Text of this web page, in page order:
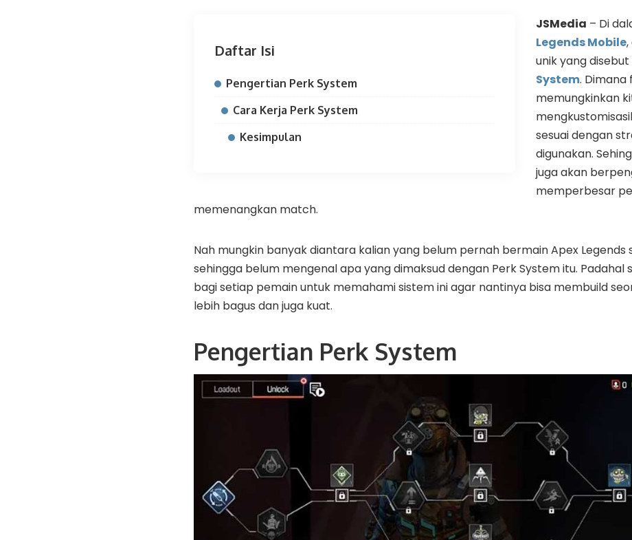
Daftar Isi
Pengertian Perk System
Cara Kerja Perk System
Kesimpulan
JSMedia – Di
Legends Mobile
unik yang
System. Dimana
memungkinkan
sesuai dengan
digunakan.
juga akan
memperbesar
memenangkan match.
Nah mungkin banyak diantara kalian yang belum pernah bermain Apex Legends
sehingga belum mengenal apa yang dimaksud dengan Perk System itu.
bagi setiap pemain untuk memahami sistem ini agar nantinya bisa membuild
lebih bagus dan juga kuat.
Pengertian Perk System